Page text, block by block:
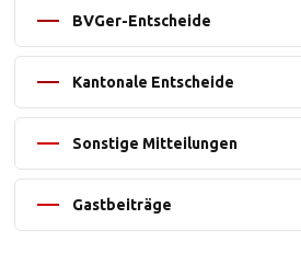
BVGer-Entscheide
Kantonale Entscheide
Sonstige Mitteilungen
Gastbeiträge